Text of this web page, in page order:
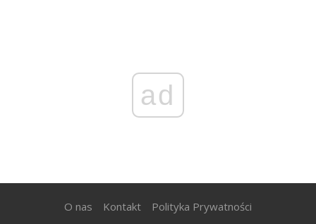
ad
O nas Kontakt Polityka Prywatności